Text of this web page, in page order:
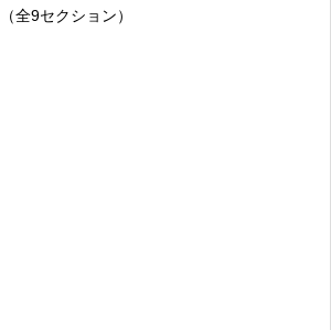
（全9セクション）